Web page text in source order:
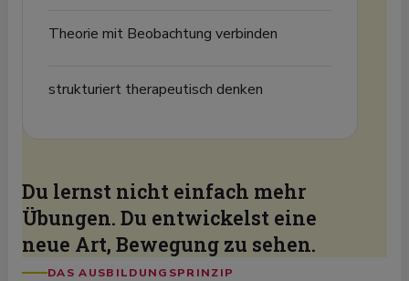
Theorie mit Beobachtung verbinden
strukturiert therapeutisch denken
Du lernst nicht einfach mehr
Übungen. Du entwickelst eine
neue Art, Bewegung zu sehen.
DAS AUSBILDUNGSPRINZIP